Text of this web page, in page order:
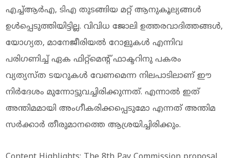
എച്ച്ആര്‍എ, ടിഎ തുടങ്ങിയ മറ്റ് ആനുകൂല്യങ്ങള്‍
ഉള്‍പ്പെടുത്തിയിട്ടില്ല. വിവിധ ജോലി ഉത്തരവാദിത്തങ്ങള്‍,
യോഗ്യത, മാനേജീരിയല്‍ റോളുകള്‍ എന്നിവ
പരിഗണിച്ച് ഏക ഫിറ്റ്മെന്റ് ഫാക്ടറിനു പകരം
വ്യത്യസ്ത ടയറുകള്‍ വേണമെന്ന നിലപാടിലാണ് ഈ
നിര്‍ദേശം മുന്നോട്ടുവച്ചിരിക്കുന്നത്. എന്നാല്‍ ഇത്
അന്തിമമായി അംഗീകരിക്കപ്പെടുമോ എന്നത് അന്തിമ
സര്‍ക്കാര്‍ തീരുമാനത്തെ ആശ്രയിച്ചിരിക്കും.